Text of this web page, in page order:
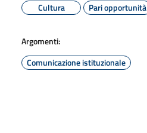
Cultura
Pari opportunità
Argomenti:
Comunicazione istituzionale